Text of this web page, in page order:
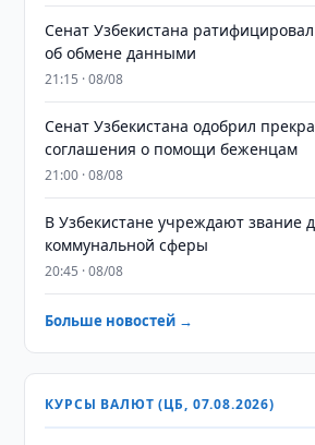
Сенат Узбекистана
об обмене данными
21:15 · 08/08
Сенат Узбекистана одобрил
соглашения о помощи беженцам
21:00 · 08/08
В Узбекистане учреждают звание
коммунальной сферы
20:45 · 08/08
Больше новостей →
КУРСЫ ВАЛЮТ (ЦБ, 07.08.2026)